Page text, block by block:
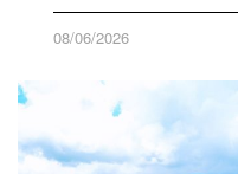
08/06/2026